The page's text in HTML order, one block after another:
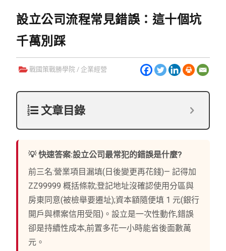
設立公司流程常見錯誤：這十個坑
千萬別踩
戰國策戰勝學院 / 企業經營
文章目錄
💡 快速答案:設立公司最常犯的錯誤是什麼?
前三名:營業項目漏填(日後變更再花錢)— 記得加
ZZ99999 概括條款;登記地址沒確認使用分區與
房東同意(被檢舉要遷址);資本額隨便填 1 元(銀行
開戶與標案信用受阻)。設立是一次性動作,錯誤
卻是持續性成本,前置多花一小時能省後面數萬
元。